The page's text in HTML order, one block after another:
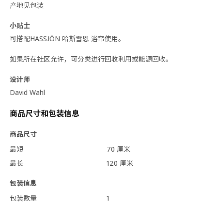
产地见包装
小贴士
可搭配HASSJÖN 哈斯雪恩 浴帘使用。
如果所在社区允许，可分类进行回收利用或能源回收。
设计师
David Wahl
商品尺寸和包装信息
商品尺寸
最短
70 厘米
最长
120 厘米
包装信息
包装数量
1